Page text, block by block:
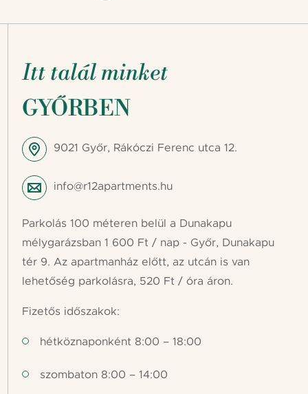
Itt talál minket
GYŐRBEN
9021 Győr, Rákóczi Ferenc utca 12.
info@r12apartments.hu
Parkolás 100 méteren belül a Dunakapu
mélygarázsban 1 600 Ft / nap - Győr, Dunakapu
tér 9. Az apartmanház előtt, az utcán is van
lehetőség parkolásra, 520 Ft / óra áron.
Fizetős időszakok:
hétköznaponként 8:00 – 18:00
szombaton 8:00 – 14:00